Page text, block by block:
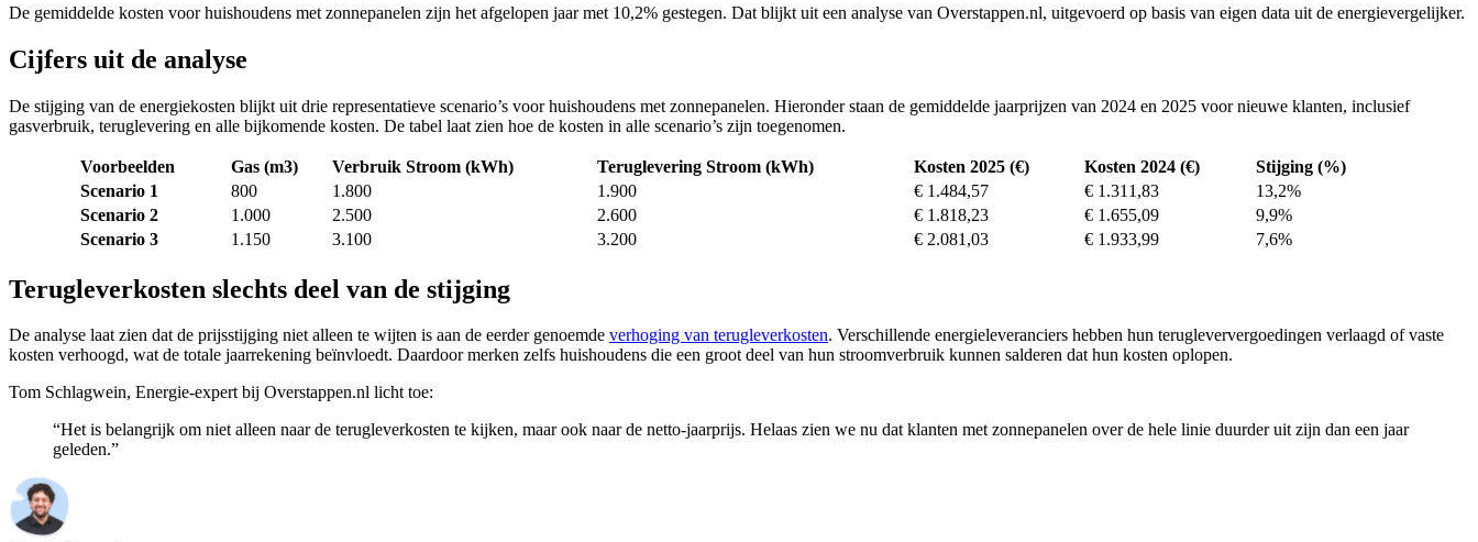
De gemiddelde kosten voor huishoudens met zonnepanelen zijn het afgelopen jaar met 10,2% gestegen. Dat blijkt uit een analyse van Overstappen.nl, uitgevoerd op basis van eigen data uit de energievergelijker.
Cijfers uit de analyse
De stijging van de energiekosten blijkt uit drie representatieve scenario’s voor huishoudens met zonnepanelen. Hieronder staan de gemiddelde jaarprijzen van 2024 en 2025 voor nieuwe klanten, inclusief
gasverbruik, teruglevering en alle bijkomende kosten. De tabel laat zien hoe de kosten in alle scenario’s zijn toegenomen.
Voorbeelden Gas (m3) Verbruik Stroom (kWh) Teruglevering Stroom (kWh) Kosten 2025 (€) Kosten 2024 (€)
Stijging (%)
Scenario 1
800 1.800 1.900 € 1.484,57 € 1.311,83
13,2%
Scenario 2
1.000 2.500 2.600 € 1.818,23 € 1.655,09
9,9%
Scenario 3
1.150 3.100 3.200 € 2.081,03 € 1.933,99 7,6%
Terugleverkosten slechts deel van de stijging
De analyse laat zien dat de prijsstijging niet alleen te wijten is aan de eerder genoemde verhoging van terugleverkosten. Verschillende energieleveranciers hebben hun terugleververgoedingen verlaagd of vaste
kosten verhoogd, wat de totale jaarrekening beïnvloedt. Daardoor merken zelfs huishoudens die een groot deel van hun stroomverbruik kunnen salderen dat hun kosten oplopen.
Tom Schlagwein, Energie-expert bij Overstappen.nl licht toe:
“Het is belangrijk om niet alleen naar de terugleverkosten te kijken, maar ook naar de netto-jaarprijs. Helaas zien we nu dat klanten met zonnepanelen over de hele linie duurder uit zijn dan een jaar
geleden.”